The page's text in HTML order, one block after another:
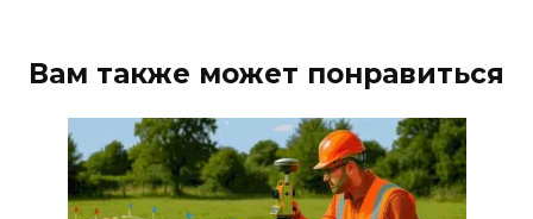
Вам также может понравиться